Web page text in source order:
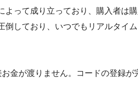
って成り立っており、購入者は
しており、いつでもリアルタイ
金が渡りません。コードの登録が